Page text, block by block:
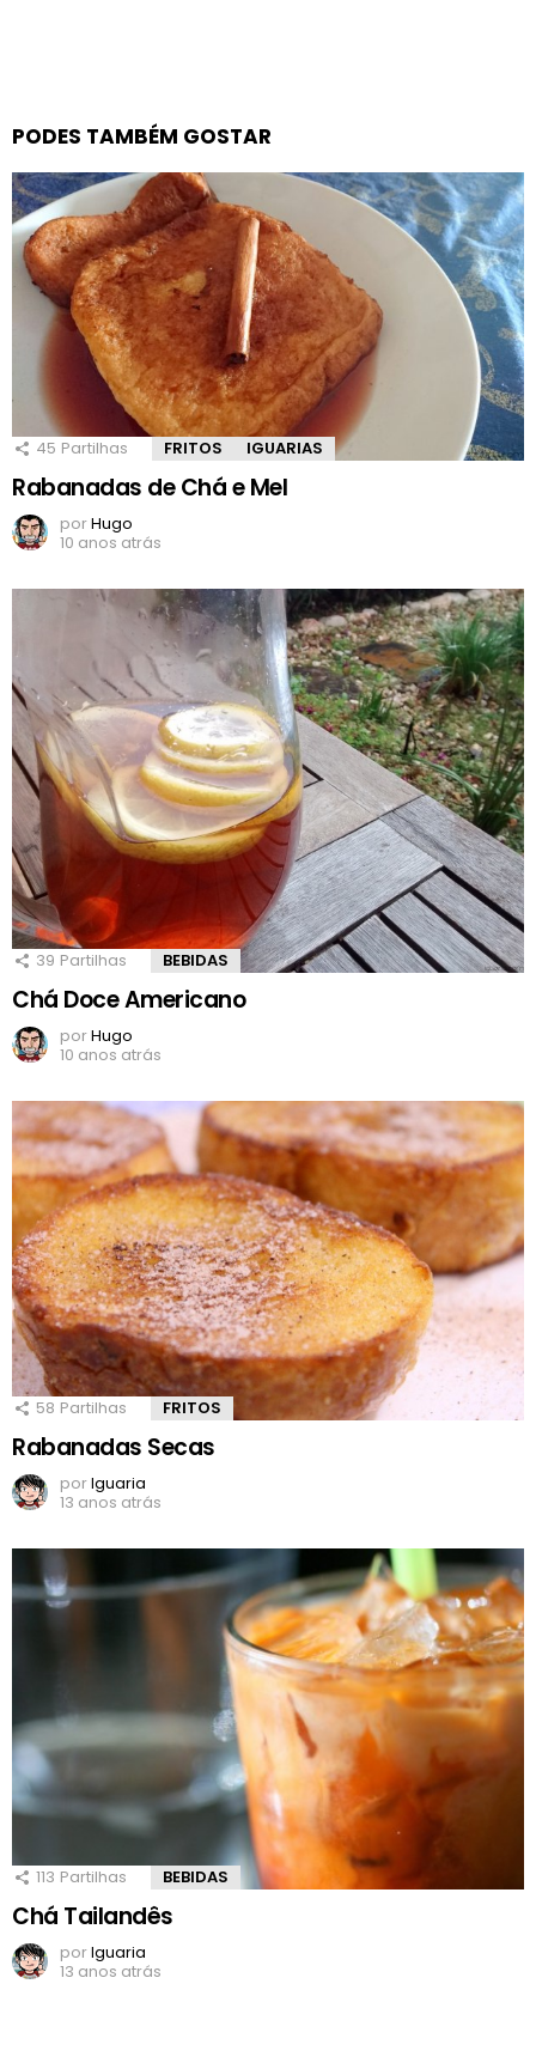
PODES TAMBÉM GOSTAR
45 Partilhas FRITOS IGUARIAS
Rabanadas de Chá e Mel
porHugo
10 anos atrás
39 Partilhas BEBIDAS
Chá Doce Americano
porHugo
10 anos atrás
58 Partilhas FRITOS
Rabanadas Secas
porIguaria
13 anos atrás
113 Partilhas BEBIDAS
Chá Tailandês
porIguaria
13 anos atrás